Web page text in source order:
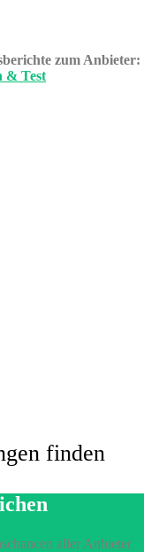
zum Anbieter:
& Test
finden
aller Anbieter